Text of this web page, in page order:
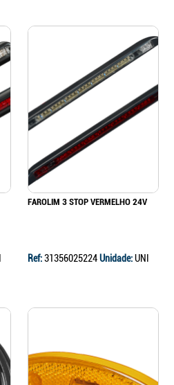
FAROLIM 3 STOP VERMELHO 24V
Ref:31356025224Unidade:UNI